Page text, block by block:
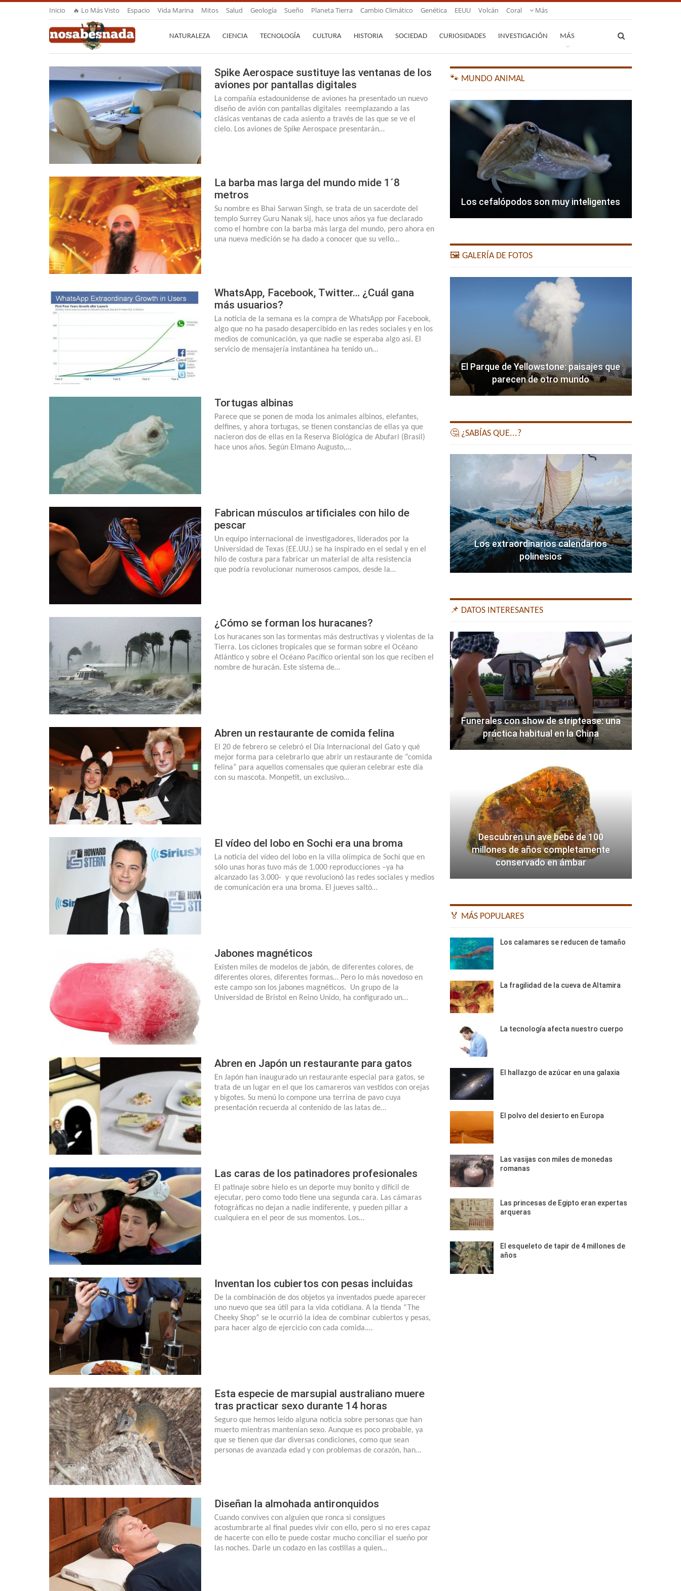
Inicio 🔥 Lo Más Visto Espacio Vida Marina Mitos Salud Geología Sueño Planeta Tierra Cambio Climático Genética EEUU Volcán Coral Más
NATURALEZA CIENCIA TECNOLOGÍA CULTURA HISTORIA SOCIEDAD CURIOSIDADES INVESTIGACIÓN MÁS
Spike Aerospace sustituye las ventanas de los
aviones por pantallas digitales
La compañía estadounidense de aviones ha presentado un nuevo
diseño de avión con pantallas digitales reemplazando a las
clásicas ventanas de cada asiento a través de las que se ve el
cielo. Los aviones de Spike Aerospace presentarán…
La barba mas larga del mundo mide 1´8
metros
Su nombre es Bhai Sarwan Singh, se trata de un sacerdote del
templo Surrey Guru Nanak sij, hace unos años ya fue declarado
como el hombre con la barba más larga del mundo, pero ahora en
una nueva medición se ha dado a conocer que su vello…
WhatsApp, Facebook, Twitter… ¿Cuál gana
más usuarios?
La noticia de la semana es la compra de WhatsApp por Facebook,
algo que no ha pasado desapercibido en las redes sociales y en los
medios de comunicación, ya que nadie se esperaba algo así. El
servicio de mensajería instantánea ha tenido un…
Tortugas albinas
Parece que se ponen de moda los animales albinos, elefantes,
delfines, y ahora tortugas, se tienen constancias de ellas ya que
nacieron dos de ellas en la Reserva Biológica de Abufari (Brasil)
hace unos años. Según Elmano Augusto,…
Fabrican músculos artificiales con hilo de
pescar
Un equipo internacional de investigadores, liderados por la
Universidad de Texas (EE.UU.) se ha inspirado en el sedal y en el
hilo de costura para fabricar un material de alta resistencia
que podría revolucionar numerosos campos, desde la…
¿Cómo se forman los huracanes?
Los huracanes son las tormentas más destructivas y violentas de la
Tierra. Los ciclones tropicales que se forman sobre el Océano
Atlántico y sobre el Océano Pacífico oriental son los que reciben el
nombre de huracán. Este sistema de…
Abren un restaurante de comida felina
El 20 de febrero se celebró el Día Internacional del Gato y qué
mejor forma para celebrarlo que abrir un restaurante de “comida
felina” para aquellos comensales que quieran celebrar este día
con su mascota. Monpetit, un exclusivo…
El vídeo del lobo en Sochi era una broma
La noticia del vídeo del lobo en la villa olímpica de Sochi que en
sólo unas horas tuvo más de 1.000 reproducciones –ya ha
alcanzado las 3.000- y que revolucionó las redes sociales y medios
de comunicación era una broma. El jueves saltó…
Jabones magnéticos
Existen miles de modelos de jabón, de diferentes colores, de
diferentes olores, diferentes formas… Pero lo más novedoso en
este campo son los jabones magnéticos. Un grupo de la
Universidad de Bristol en Reino Unido, ha configurado un…
Abren en Japón un restaurante para gatos
En Japón han inaugurado un restaurante especial para gatos, se
trata de un lugar en el que los camareros van vestidos con orejas
y bigotes. Su menú lo compone una terrina de pavo cuya
presentación recuerda al contenido de las latas de…
Las caras de los patinadores profesionales
El patinaje sobre hielo es un deporte muy bonito y difícil de
ejecutar, pero como todo tiene una segunda cara. Las cámaras
fotográficas no dejan a nadie indiferente, y pueden pillar a
cualquiera en el peor de sus momentos. Los…
Inventan los cubiertos con pesas incluidas
De la combinación de dos objetos ya inventados puede aparecer
uno nuevo que sea útil para la vida cotidiana. A la tienda “The
Cheeky Shop” se le ocurrió la idea de combinar cubiertos y pesas,
para hacer algo de ejercicio con cada comida.…
Esta especie de marsupial australiano muere
tras practicar sexo durante 14 horas
Seguro que hemos leído alguna noticia sobre personas que han
muerto mientras mantenían sexo. Aunque es poco probable, ya
que se tienen que dar diversas condiciones, como que sean
personas de avanzada edad y con problemas de corazón, han…
Diseñan la almohada antironquidos
Cuando convives con alguien que ronca si consigues
acostumbrarte al final puedes vivir con ello, pero si no eres capaz
de hacerte con ello te puede costar mucho conciliar el sueño por
las noches. Darle un codazo en las costillas a quien…
🐾 MUNDO ANIMAL
Los cefalópodos son muy inteligentes
🖼️ GALERÍA DE FOTOS
El Parque de Yellowstone: paisajes que
parecen de otro mundo
🤔 ¿SABÍAS QUE...?
Los extraordinarios calendarios
polinesios
📌 DATOS INTERESANTES
Funerales con show de striptease: una
práctica habitual en la China
Descubren un ave bebé de 100
millones de años completamente
conservado en ámbar
🏅 MÁS POPULARES
Los calamares se reducen de tamaño
La fragilidad de la cueva de Altamira
La tecnología afecta nuestro cuerpo
El hallazgo de azúcar en una galaxia
El polvo del desierto en Europa
Las vasijas con miles de monedas
romanas
Las princesas de Egipto eran expertas
arqueras
El esqueleto de tapir de 4 millones de
años